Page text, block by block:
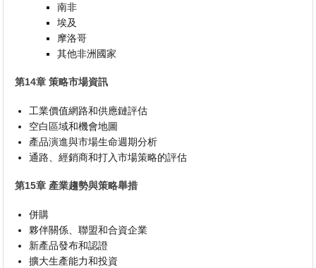
南非
埃及
摩洛哥
其他非洲國家
第14章 策略市場資訊
工業價值網路和供應鏈評估
空白區域和機會地圖
產品演進與市場生命週期分析
通路、經銷商和打入市場策略的評估
第15章 產業趨勢與策略舉措
併購
夥伴關係、聯盟和合資企業
新產品發布和認證
擴大生產能力和投資